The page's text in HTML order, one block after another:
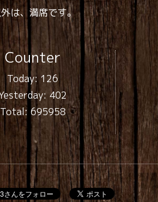
は、満席です。
Counter
Today:126
402
Total: 695958